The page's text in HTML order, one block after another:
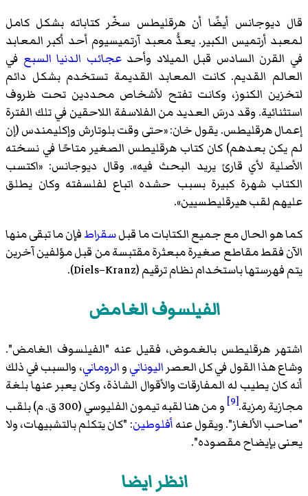
قال ديوجانس أيضًا أن هرقليطس سخّر كتاباته بشكل كامل
لمعبد أرتميس الكبير. يعدُّ معبد آرتميسيوم أحد أكبر المعابد
في القرن السادس قبل الميلاد وأحدعجائب الدنيا السبع في
العالم القديم. كانت المعابد القديمة تستخدم بشكل دائم
لتخزين الكنوز، وكانت تفتح لأشخاص محددين تحت ظروف
استثنائية. وقد درسَ العديد من الفلاسفة اللاحقين في تلك الفترة
إعمال هرقليطس. يقول خان: «حتى وقت بلوتارش وإكليمندس (إن
لم يكن بعدهم) كان كتاب هرقليطس الصغير متاحًا في نسخته
الأصلية لأي قارئ يريد البحث فيه». وقال ديوجانس: «اكتسب
الكتاب شهرة كبيرة بسبب حشده اتباع لفلسفته وكان يطلق
عليهم لقب هيرقليطسيين».
كما هو الحال مع جميع الكتابات ما قبلسقراطفإن ما تبقى منها
الآن فقط مقاطع صغيرة مبعثرة مقتبسة من قبل مؤلفين آخرين
يتم فهرستها باستخدام نظام ترقيم (Diels–Kranz).
الفيلسوف الغامض
اشتهر هرقليطس بالغموض، فقيل عنه "الفيلسوف الغامض".
وشاع هذا القول في كل العصراليونانيوالروماني، والسبب في ذلك
أنه كان يطيب له المفارقات والأقوال الشاذة، وكان يعبر عنها بلغة
مجازية رمزية.[9] و من هنا لقبهتيمون الفليوسي
(300 ق. م) بلقب
"صاحب الألغاز". ويقول عنهأفلوطين: "كان يتكلم بالتشبيهات، ولا
يعنى بإيضاح مقصوده".
انظر ايضا